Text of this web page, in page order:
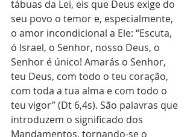
tábuas da Lei, eis que Deus exige do
seu povo o temor e, especialmente,
o amor incondicional a Ele: “Escuta,
ó Israel, o Senhor, nosso Deus, o
Senhor é único! Amarás o Senhor,
teu Deus, com todo o teu coração,
com toda a tua alma e com todo o
teu vigor” (Dt 6,4s). São palavras que
introduzem o significado dos
Mandamentos, tornando-se o